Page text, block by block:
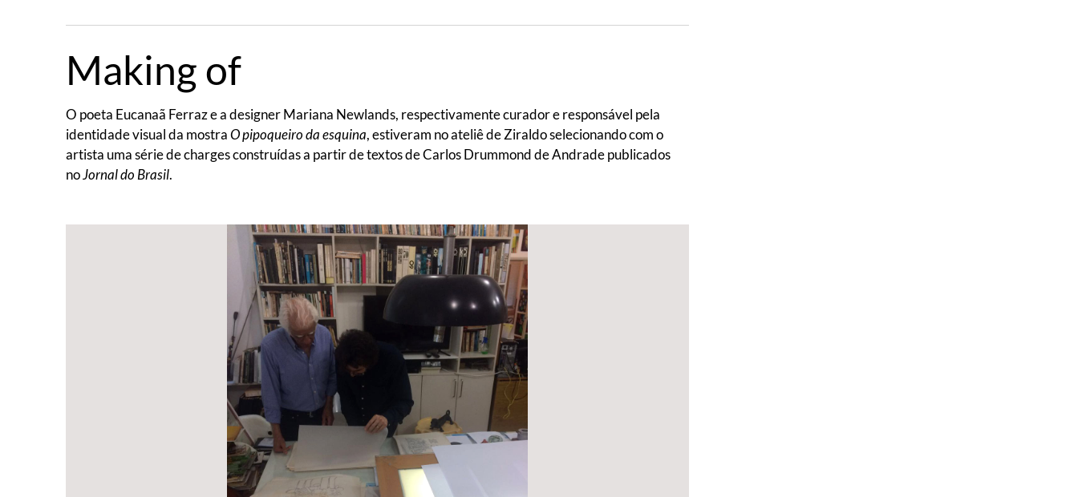
Making of
O poeta Eucanaã Ferraz e a designer Mariana Newlands, respectivamente curador e responsável pela
identidade visual da mostraO pipoqueiro da esquina, estiveram no ateliê de Ziraldo selecionando com o
artista uma série de charges construídas a partir de textos de Carlos Drummond de Andrade publicados
noJornal do Brasil.